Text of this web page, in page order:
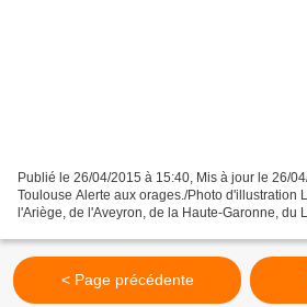
Publié le 26/04/2015 à 15:40, Mis à jour le 26/
Toulouse Alerte aux orages./Photo d'illustration
l'Ariège, de l'Aveyron, de la Haute-Garonne, du
< Page précédente